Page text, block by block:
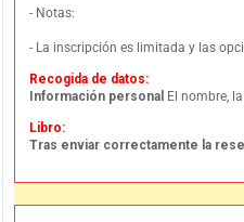
- Notas:
- La inscripción es limitada y las
Recogida de datos:
Información personal El nombre,
Libro:
Tras enviar correctamente la